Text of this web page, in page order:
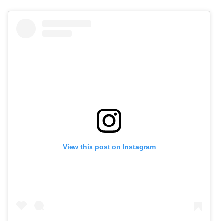
View this post on Instagram